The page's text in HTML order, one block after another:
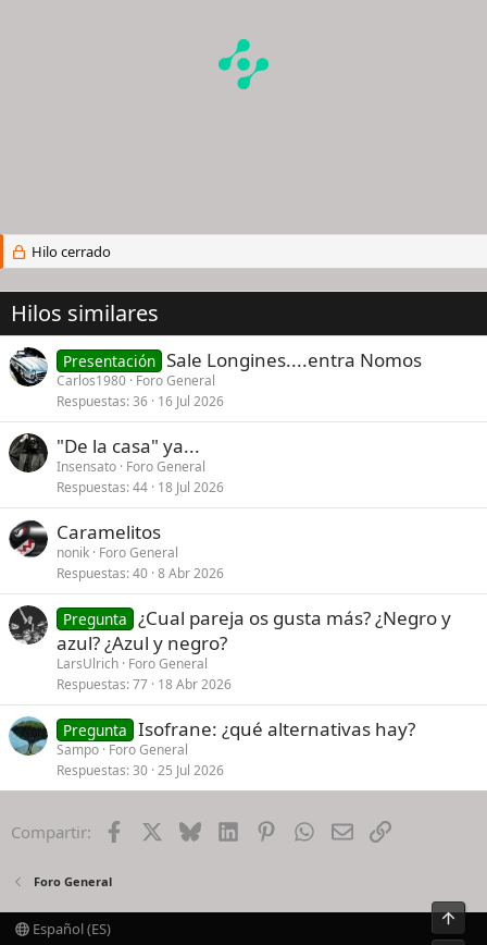
Hilo cerrado
Hilos similares
Presentación Sale Longines....entra Nomos
Carlos1980 Foro General
Respuestas 36 16 Jul 2026
"De la casa" ya...
Insensato Foro General
Respuestas 44 18 Jul 2026
Caramelitos
nonik Foro General
Respuestas 40 8 Abr 2026
Pregunta ¿Cual pareja os gusta más? ¿Negro y
azul? ¿Azul y negro?
LarsUlrich Foro General
Respuestas 77 18 Abr 2026
Pregunta Isofrane: ¿qué alternativas hay?
Sampo Foro General
Respuestas 30 25 Jul 2026
Compartir: Facebook BlueskyLinkedInPinterestWhatsApp
EmailEnlace
Foro General
Español (ES)